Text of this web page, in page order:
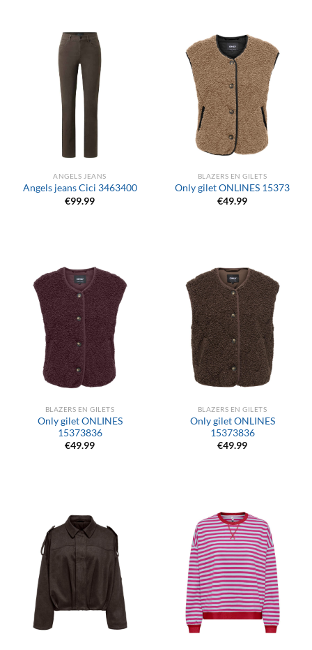
ANGELS JEANS
Angels jeans Cici 3463400
€99.99
BLAZERS EN GILETS
Only gilet ONLINES 15373
€49.99
BLAZERS EN GILETS
Only gilet ONLINES
15373836
€49.99
BLAZERS EN GILETS
Only gilet ONLINES
15373836
€49.99